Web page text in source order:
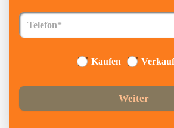
Kaufen
Weiter
Datenschutz